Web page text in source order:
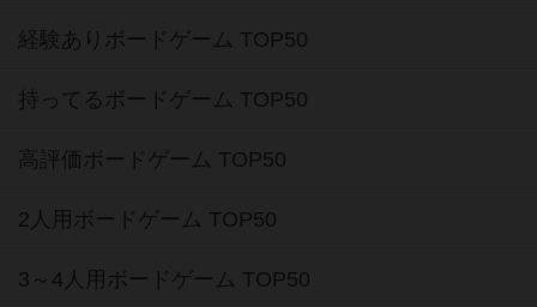
経験ありボードゲーム TOP50
持ってるボードゲーム TOP50
高評価ボードゲーム TOP50
2人用ボードゲーム TOP50
3～4人用ボードゲーム TOP50